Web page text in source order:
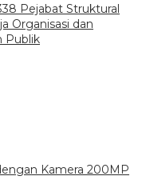
Pejabat Struktural
Organisasi dan
Publik
Kamera 200MP